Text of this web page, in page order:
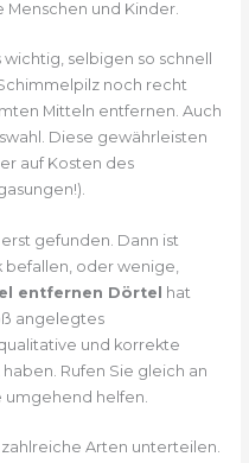
und Kinder.
wichtig, selbigen so schnell
noch recht
Mitteln entfernen. Auch
Diese gewährleisten
auf Kosten des
gefunden. Dann ist
oder wenige,
entfernen Dörtel hat
angelegtes
und korrekte
Rufen Sie gleich an
umgehend helfen.
Arten unterteilen.